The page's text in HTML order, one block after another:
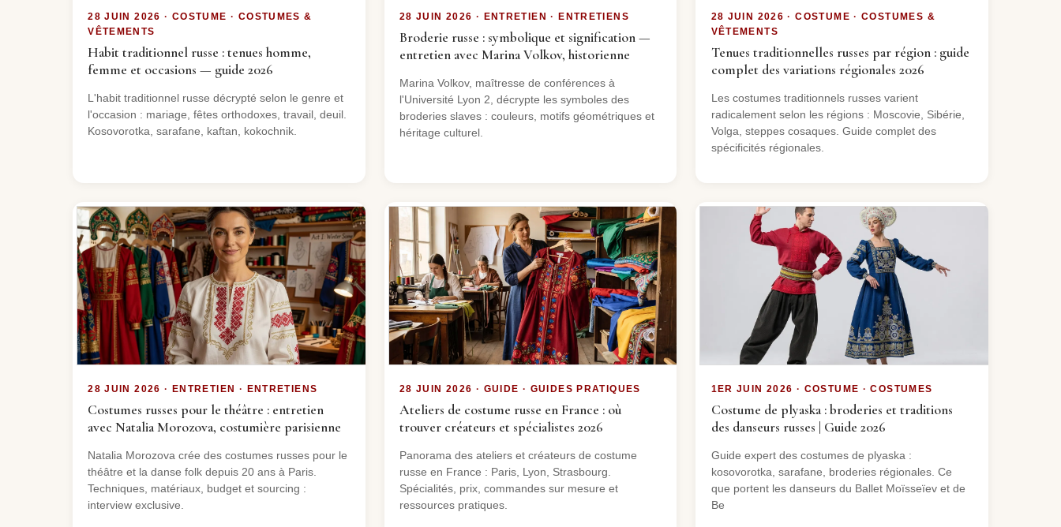
28 JUIN 2026 · COSTUME · COSTUMES &
VÊTEMENTS
Habit traditionnel russe : tenues homme,
femme et occasions — guide 2026
L'habit traditionnel russe décrypté selon le genre et
l'occasion : mariage, fêtes orthodoxes, travail, deuil.
Kosovorotka, sarafane, kaftan, kokochnik.
28 JUIN 2026 · ENTRETIEN · ENTRETIENS
Broderie russe : symbolique et signification —
entretien avec Marina Volkov, historienne
Marina Volkov, maîtresse de conférences à
l'Université Lyon 2, décrypte les symboles des
broderies slaves : couleurs, motifs géométriques et
héritage culturel.
28 JUIN 2026 · COSTUME · COSTUMES &
VÊTEMENTS
Tenues traditionnelles russes par région : guide
complet des variations régionales 2026
Les costumes traditionnels russes varient
radicalement selon les régions : Moscovie, Sibérie,
Volga, steppes cosaques. Guide complet des
spécificités régionales.
28 JUIN 2026 · ENTRETIEN · ENTRETIENS
Costumes russes pour le théâtre : entretien
avec Natalia Morozova, costumière parisienne
Natalia Morozova crée des costumes russes pour le
théâtre et la danse folk depuis 20 ans à Paris.
Techniques, matériaux, budget et sourcing :
interview exclusive.
28 JUIN 2026 · GUIDE · GUIDES PRATIQUES
Ateliers de costume russe en France : où
trouver créateurs et spécialistes 2026
Panorama des ateliers et créateurs de costume
russe en France : Paris, Lyon, Strasbourg.
Spécialités, prix, commandes sur mesure et
ressources pratiques.
1ER JUIN 2026 · COSTUME · COSTUMES
Costume de plyaska : broderies et traditions
des danseurs russes | Guide 2026
Guide expert des costumes de plyaska :
kosovorotka, sarafane, broderies régionales. Ce
que portent les danseurs du Ballet Moïsseïev et de
Be